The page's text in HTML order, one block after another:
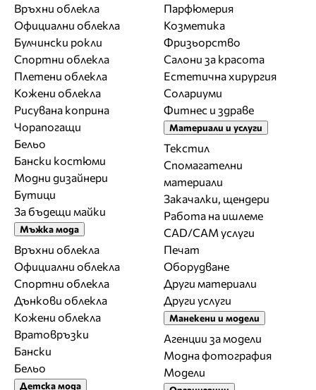
Връхни облекла
Официални облекла
Булчински рокли
Спортни облекла
Плетени облекла
Кожени облекла
Рисувана коприна
Чорапогащи
Бельо
Бански костюми
Модни дизайнери
Бутици
За бъдещи майки
Мъжка мода
Връхни облекла
Официални облекла
Спортни облекла
Дънкови облекла
Кожени облекла
Вратовръзки
Бански
Бельо
Детска мода
Парфюмерия
Козметика
Фризьорство
Салони за красота
Естетична хирургия
Солариуми
Фитнес и здраве
Материали и услуги
Текстил
Спомагателни
материали
Закачалки, щендери
Работа на ишлеме
CAD/CAM услуги
Печат
Оборудване
Други материали
Други услуги
Манекени и модели
Агенции за модели
Модна фотография
Модели